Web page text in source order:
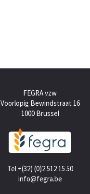
FEGRA vzw
Voorlopig Bewindstraat 16
1000 Brussel
Tel +(32) (0)2 512 15 50
info@fegra.be